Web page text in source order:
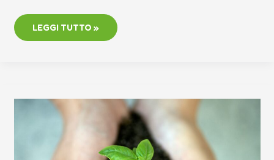
LEGGI TUTTO »
FIRENZE,
STREAM2B